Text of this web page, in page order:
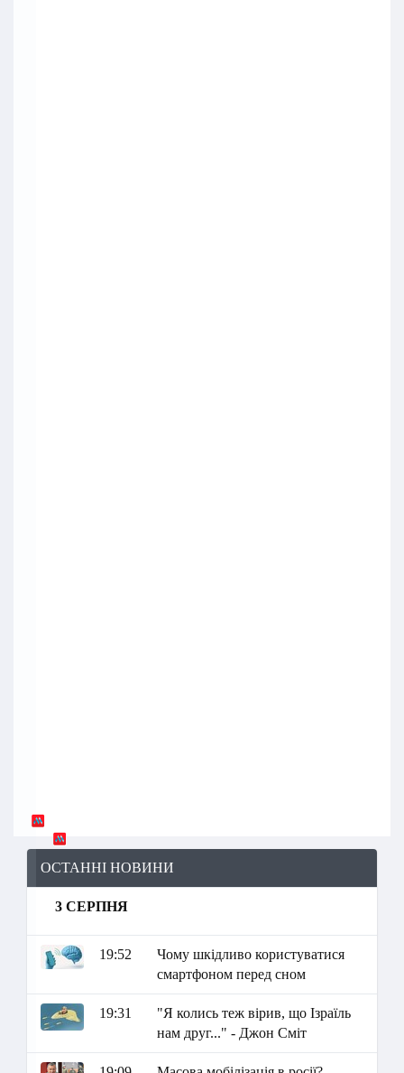
ОСТАННІ НОВИНИ
3 СЕРПНЯ
19:52
Чому шкідливо користуватися
смартфоном перед сном
19:31
"Я колись теж вірив, що Ізраїль
нам друг..." - Джон Сміт